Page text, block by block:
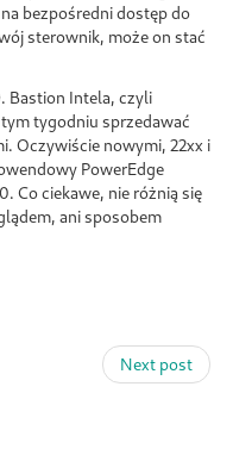
bezpośredni dostęp do
sterownik, może on stać
Bastion Intela, czyli
tygodniu sprzedawać
Oczywiście nowymi, 22xx i
PowerEdge
Co ciekawe, nie różnią się
ani sposobem
Next post